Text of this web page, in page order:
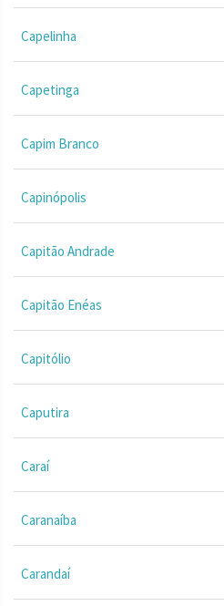
Capelinha
Capetinga
Capim Branco
Capinópolis
Capitão Andrade
Capitão Enéas
Capitólio
Caputira
Caraí
Caranaíba
Carandaí